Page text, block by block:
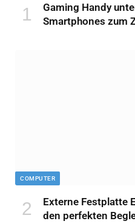
Gaming Handy
Smartphones zum
COMPUTER
Externe Festplatte
den perfekten